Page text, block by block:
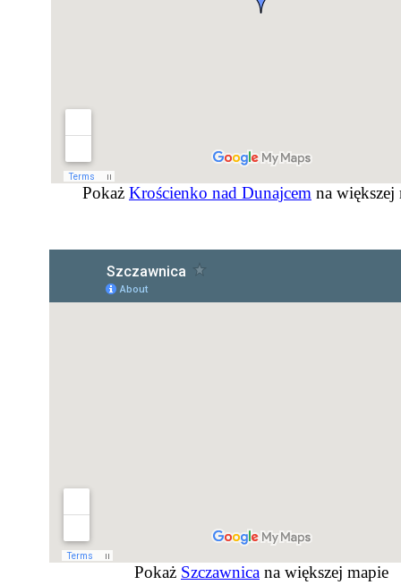
Pokaż Krościenko nad Dunajcem na większej
Pokaż Szczawnica na większej mapie